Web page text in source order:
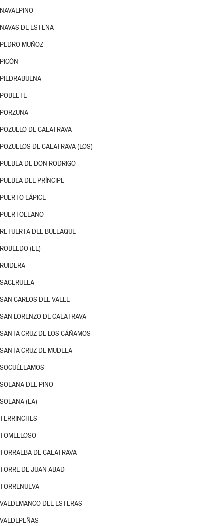
NAVALPINO
NAVAS DE ESTENA
PEDRO MUÑOZ
PICÓN
PIEDRABUENA
POBLETE
PORZUNA
POZUELO DE CALATRAVA
POZUELOS DE CALATRAVA (LOS)
PUEBLA DE DON RODRIGO
PUEBLA DEL PRÍNCIPE
PUERTO LÁPICE
PUERTOLLANO
RETUERTA DEL BULLAQUE
ROBLEDO (EL)
RUIDERA
SACERUELA
SAN CARLOS DEL VALLE
SAN LORENZO DE CALATRAVA
SANTA CRUZ DE LOS CÁÑAMOS
SANTA CRUZ DE MUDELA
SOCUÉLLAMOS
SOLANA DEL PINO
SOLANA (LA)
TERRINCHES
TOMELLOSO
TORRALBA DE CALATRAVA
TORRE DE JUAN ABAD
TORRENUEVA
VALDEMANCO DEL ESTERAS
VALDEPEÑAS